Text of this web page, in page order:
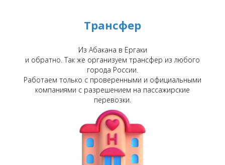
Трансфер
Из Абакана в Ергаки
и обратно. Так же организуем трансфер из любого
города России.
Работаем только с проверенными и официальными
компаниями с разрешением на пассажирские
перевозки.